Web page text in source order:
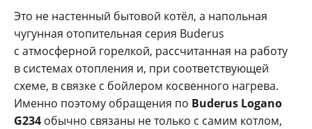
Это не настенный бытовой котёл, а напольная
чугунная отопительная серия Buderus
с атмосферной горелкой, рассчитанная на работу
в системах отопления и, при соответствующей
схеме, в связке с бойлером косвенного нагрева.
Именно поэтому обращения по Buderus Logano
G234 обычно связаны не только с самим котлом,